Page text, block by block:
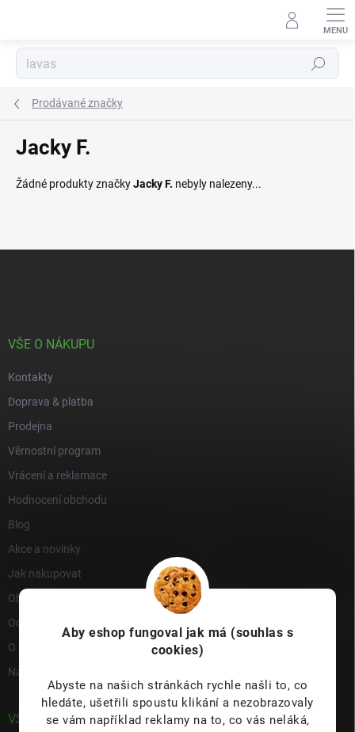
Aby eshop fungoval jak má (souhlas s
cookies)
Abyste na našich stránkách rychle našli to, co
hledáte, ušetřili spoustu klikání a nezobrazovaly
se vám například reklamy na to, co vás neláká,
Hledat
Prodávané značky
Jacky F.
Žádné produkty značkyJacky F. nebyly nalezeny...
VŠE O NÁKUPU
Kontakty
Doprava & platba
Prodejna
Věrnostní program
Vrácení a reklamace
Hodnocení obchodu
Blog
Akce a novinky
Jak nakupovat
Obchodní podmínky
Ochrana osobních údajů
O nás
Napište nám
VŠE O NÁS